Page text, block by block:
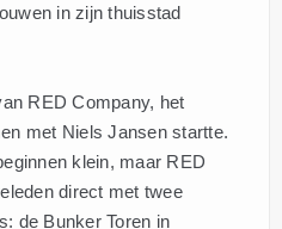
in zijn thuisstad
RED Company, het
met Niels Jansen startte.
klein, maar RED
direct met twee
de Bunker Toren in